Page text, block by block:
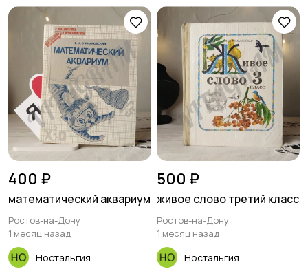
400 ₽
математический аквариум
Ростов-на-Дону
1 месяц назад
Ностальгия
500 ₽
живое слово третий класс
Ростов-на-Дону
1 месяц назад
Ностальгия